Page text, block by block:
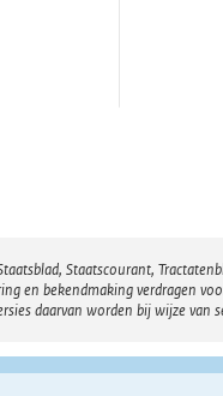
Staatscourant,
en bekendmaking verdragen
daarvan worden bij wijze van